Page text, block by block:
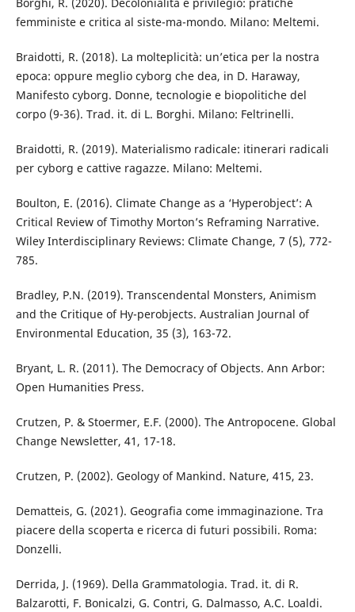
femministe e critica al siste-ma-mondo. Milano: Meltemi.
Braidotti, R. (2018). La molteplicità: un’etica per la nostra
epoca: oppure meglio cyborg che dea, in D. Haraway,
Manifesto cyborg. Donne, tecnologie e biopolitiche del
corpo (9-36). Trad. it. di L. Borghi. Milano: Feltrinelli.
Braidotti, R. (2019). Materialismo radicale: itinerari radicali
per cyborg e cattive ragazze. Milano: Meltemi.
Boulton, E. (2016). Climate Change as a ‘Hyperobject’: A
Critical Review of Timothy Morton’s Reframing Narrative.
Wiley Interdisciplinary Reviews: Climate Change, 7 (5), 772-
785.
Bradley, P.N. (2019). Transcendental Monsters, Animism
and the Critique of Hy-perobjects. Australian Journal of
Environmental Education, 35 (3), 163-72.
Bryant, L. R. (2011). The Democracy of Objects. Ann Arbor:
Open Humanities Press.
Crutzen, P. & Stoermer, E.F. (2000). The Antropocene. Global
Change Newsletter, 41, 17-18.
Crutzen, P. (2002). Geology of Mankind. Nature, 415, 23.
Dematteis, G. (2021). Geografia come immaginazione. Tra
piacere della scoperta e ricerca di futuri possibili. Roma:
Donzelli.
Derrida, J. (1969). Della Grammatologia. Trad. it. di R.
Balzarotti, F. Bonicalzi, G. Contri, G. Dalmasso, A.C. Loaldi.